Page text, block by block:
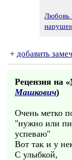
Любовь
+ добавить
Рецензия на «
Машкович)
Очень метко
"нужно или
успеваю"
Вот так и у
С улыбкой,